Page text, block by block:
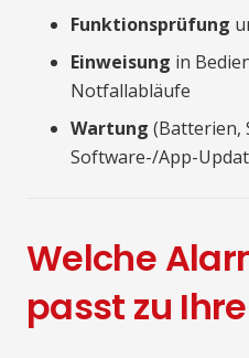
Funktionsprüfung
Einweisung in
Notfallabläufe
Wartung (Batterien,
Software-/App-
Welche
passt zu